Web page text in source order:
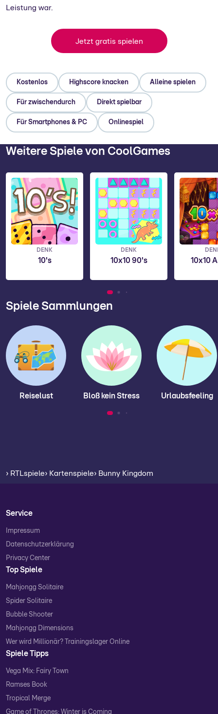
Leistung war.
Jetzt gratis spielen
Kostenlos Highscore knacken Alleine spielen
Für zwischendurch Direkt spielbar
Für Smartphones & PC Onlinespiel
Weitere Spiele von CoolGames
DENK
10's
DENK
10x10 90's 10x10
Spiele Sammlungen
Reiselust Bloß kein Stress Urlaubsfeeling
› RTLspiele› Kartenspiele› Bunny Kingdom
Service
Impressum
Datenschutzerklärung
Privacy Center
Top Spiele
Mahjongg Solitaire
Spider Solitaire
Bubble Shooter
Mahjongg Dimensions
Wer wird Millionär? Trainingslager Online
Spiele Tipps
Vega Mix: Fairy Town
Ramses Book
Tropical Merge
Game of Thrones: Winter is Coming